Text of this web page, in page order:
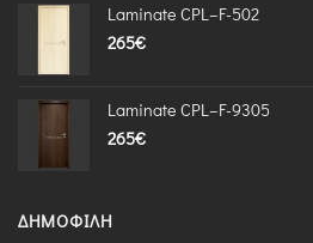
Laminate CPL–F-502
265€
Laminate CPL–F-9305
265€
ΔΗΜΟΦΙΛΉ